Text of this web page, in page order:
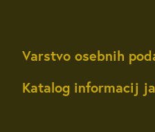
Varstvo osebnih
Katalog informacij